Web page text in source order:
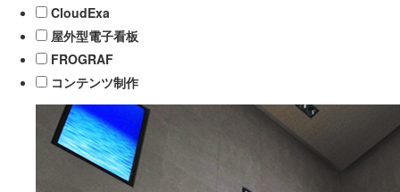
CloudExa
屋外型電子看板
FROGRAF
コンテンツ制作